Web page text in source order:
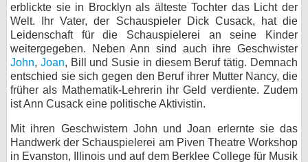
erblickte sie in Brocklyn als älteste Tochter das Licht der
Welt. Ihr Vater, der Schauspieler Dick Cusack, hat die
Leidenschaft für die Schauspielerei an seine Kinder
weitergegeben. Neben Ann sind auch ihre Geschwister
John, Joan, Bill und Susie in diesem Beruf tätig. Demnach
entschied sie sich gegen den Beruf ihrer Mutter Nancy, die
früher als Mathematik-Lehrerin ihr Geld verdiente. Zudem
ist Ann Cusack eine politische Aktivistin.
Mit ihren Geschwistern John und Joan erlernte sie das
Handwerk der Schauspielerei am Piven Theatre Workshop
in Evanston, Illinois und auf dem Berklee College für Musik
bei Facebook
Kontakt
Nutzungsbedingungen
Cookie-Einstellungen